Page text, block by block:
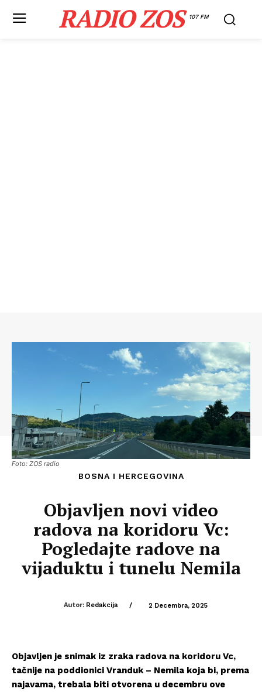
RADIO ZOS 107 FM
Foto: ZOS radio
BOSNA I HERCEGOVINA
Objavljen novi video
radova na koridoru Vc:
Pogledajte radove na
vijaduktu i tunelu Nemila
Autor: Redakcija / 2 Decembra, 2025
Objavljen je snimak iz zraka radova na koridoru Vc,
tačnije na poddionici Vranduk – Nemila koja bi, prema
najavama, trebala biti otvorena u decembru ove